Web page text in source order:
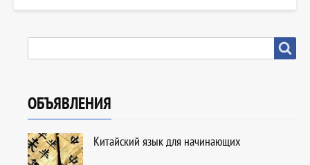
ОБЪЯВЛЕНИЯ
Китайский язык для начинающих